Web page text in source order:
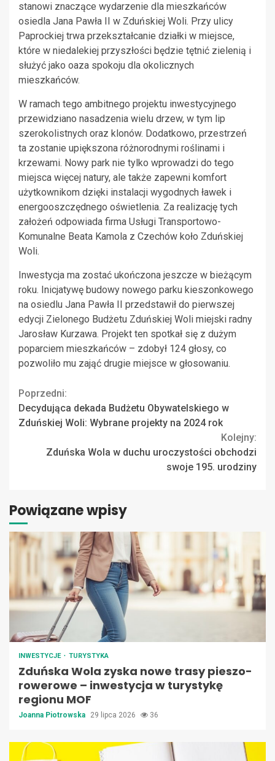
stanowi znaczące wydarzenie dla mieszkańców
osiedla Jana Pawła II w Zduńskiej Woli. Przy ulicy
Paprockiej trwa przekształcanie działki w miejsce,
które w niedalekiej przyszłości będzie tętnić zielenią i
służyć jako oaza spokoju dla okolicznych
mieszkańców.
W ramach tego ambitnego projektu inwestycyjnego
przewidziano nasadzenia wielu drzew, w tym lip
szerokolistnych oraz klonów. Dodatkowo, przestrzeń
ta zostanie upiększona różnorodnymi roślinami i
krzewami. Nowy park nie tylko wprowadzi do tego
miejsca więcej natury, ale także zapewni komfort
użytkownikom dzięki instalacji wygodnych ławek i
energooszczędnego oświetlenia. Za realizację tych
założeń odpowiada firma Usługi Transportowo-
Komunalne Beata Kamola z Czechów koło Zduńskiej
Woli.
Inwestycja ma zostać ukończona jeszcze w bieżącym
roku. Inicjatywę budowy nowego parku kieszonkowego
na osiedlu Jana Pawła II przedstawił do pierwszej
edycji Zielonego Budżetu Zduńskiej Woli miejski radny
Jarosław Kurzawa. Projekt ten spotkał się z dużym
poparciem mieszkańców – zdobył 124 głosy, co
pozwoliło mu zająć drugie miejsce w głosowaniu.
Continue
Reading
Poprzedni:
Decydująca dekada Budżetu Obywatelskiego w
Zduńskiej Woli: Wybrane projekty na 2024 rok
Kolejny:
Zduńska Wola w duchu uroczystości obchodzi
swoje 195. urodziny
Powiązane wpisy
INWESTYCJE TURYSTYKA
Zduńska Wola zyska nowe trasy pieszo-
rowerowe – inwestycja w turystykę
regionu MOF
Joanna Piotrowska 29 lipca 2026 36